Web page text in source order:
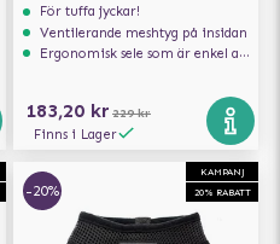
För tuffa jyckar!
Ventilerande meshtyg på insidan
Ergonomisk sele som är enkel att ta på och av
183,20 kr 229 kr
Finns i Lager
KAMPANJ
20% RABATT
-20%